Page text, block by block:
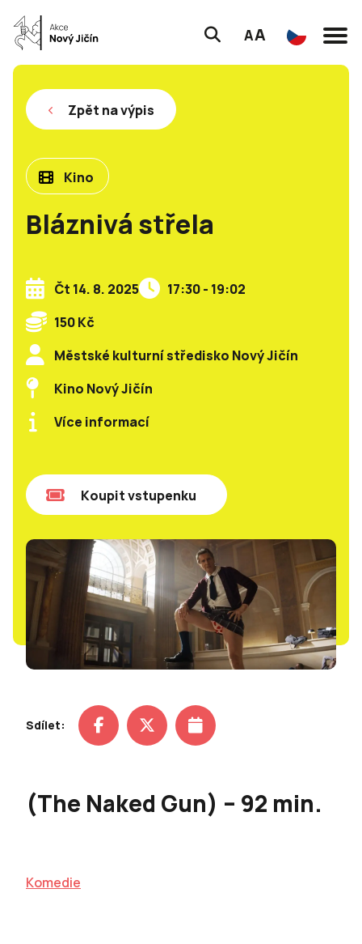
AA
Zpět na výpis
Kino
Bláznivá střela
Čt 14. 8. 2025
17:30 - 19:02
150 Kč
Městské kulturní středisko Nový Jičín
Kino Nový Jičín
Více informací
Koupit vstupenku
Sdílet:
(The Naked Gun) – 92 min.
Komedie